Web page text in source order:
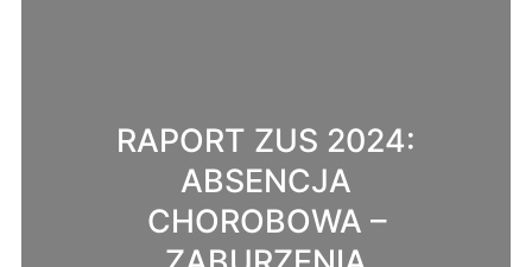
RAPORT ZUS 2024:
ABSENCJA
CHOROBOWA –